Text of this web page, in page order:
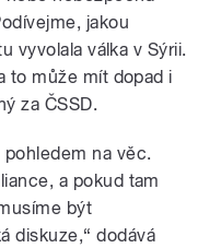
jakou
vyvolala válka v Sýrii.
to může mít dopad i
za ČSSD.
na věc.
a pokud tam
být
diskuze,“ dodává